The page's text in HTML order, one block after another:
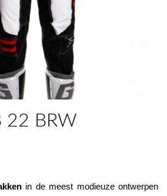
22 BRW
in de meest modieuze ontwerpen